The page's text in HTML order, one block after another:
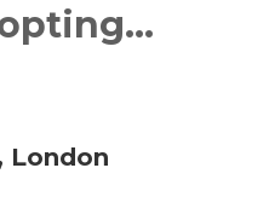
London